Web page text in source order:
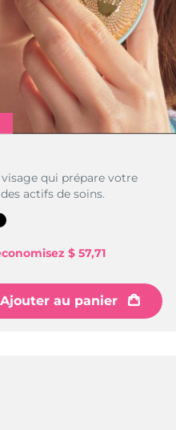
qui prépare votre
actifs de soins.
$ 57,71
Ajouter au panier